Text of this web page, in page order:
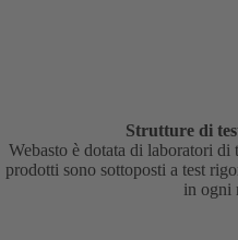
Strutture di
Webasto è dotata di laboratori
prodotti sono sottoposti a test
in ogni